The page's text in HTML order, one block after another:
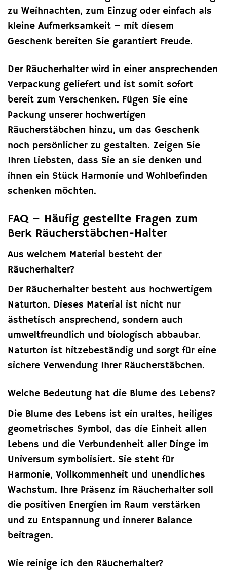
zu Weihnachten, zum Einzug oder einfach als
kleine Aufmerksamkeit – mit diesem
Geschenk bereiten Sie garantiert Freude.
Der Räucherhalter wird in einer ansprechenden
Verpackung geliefert und ist somit sofort
bereit zum Verschenken. Fügen Sie eine
Packung unserer hochwertigen
Räucherstäbchen hinzu, um das Geschenk
noch persönlicher zu gestalten. Zeigen Sie
Ihren Liebsten, dass Sie an sie denken und
ihnen ein Stück Harmonie und Wohlbefinden
schenken möchten.
FAQ – Häufig gestellte Fragen zum
Berk Räucherstäbchen-Halter
Aus welchem Material besteht der
Räucherhalter?
Der Räucherhalter besteht aus hochwertigem
Naturton. Dieses Material ist nicht nur
ästhetisch ansprechend, sondern auch
umweltfreundlich und biologisch abbaubar.
Naturton ist hitzebeständig und sorgt für eine
sichere Verwendung Ihrer Räucherstäbchen.
Welche Bedeutung hat die Blume des Lebens?
Die Blume des Lebens ist ein uraltes, heiliges
geometrisches Symbol, das die Einheit allen
Lebens und die Verbundenheit aller Dinge im
Universum symbolisiert. Sie steht für
Harmonie, Vollkommenheit und unendliches
Wachstum. Ihre Präsenz im Räucherhalter soll
die positiven Energien im Raum verstärken
und zu Entspannung und innerer Balance
beitragen.
Wie reinige ich den Räucherhalter?